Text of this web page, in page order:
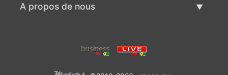
A propos de nous